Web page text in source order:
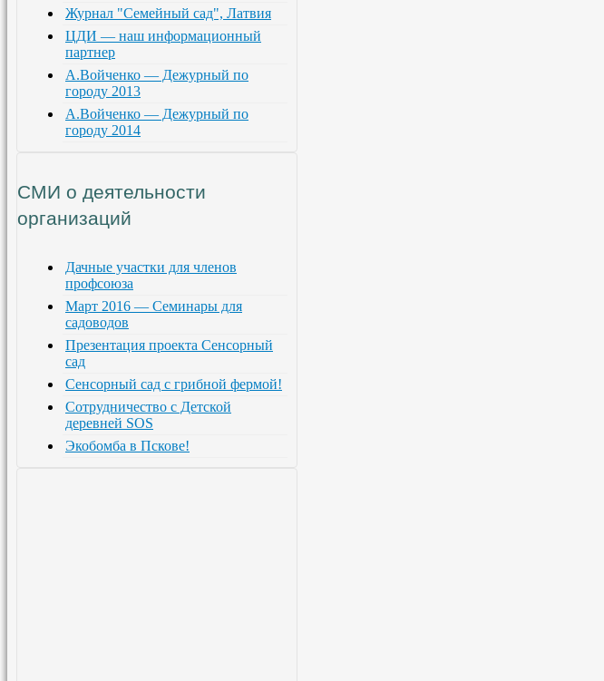
Журнал "Семейный сад", Латвия
ЦДИ — наш информационный
партнер
А.Войченко — Дежурный по
городу 2013
А.Войченко — Дежурный по
городу 2014
СМИ о деятельности
организаций
Дачные участки для членов
профсоюза
Март 2016 — Семинары для
садоводов
Презентация проекта Сенсорный
сад
Сенсорный сад с грибной фермой!
Сотрудничество с Детской
деревней SOS
Экобомба в Пскове!